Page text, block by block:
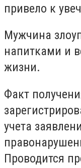
привело к
Мужчина
напитками и
жизни.
Факт
учета
Проводится